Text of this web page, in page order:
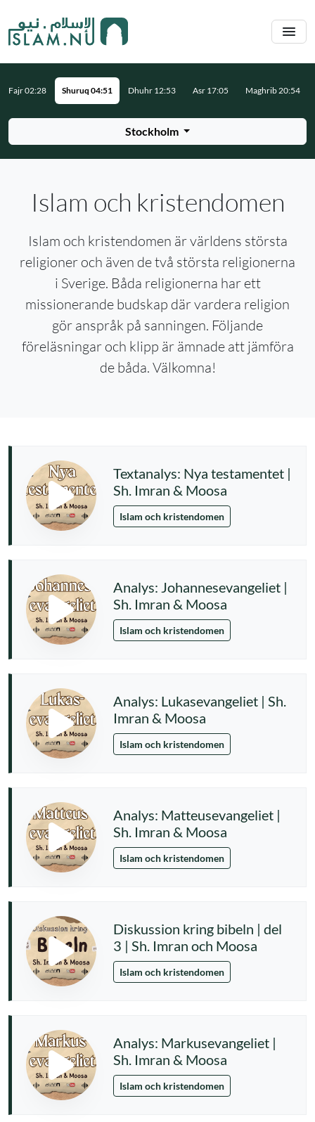
Stockholm
Fajr 02:28 Shuruq 04:51 Dhuhr 12:53 Asr 17:05 Maghrib 20:54
Islam och kristendomen
Islam och kristendomen är världens största
religioner och även de två största religionerna
i Sverige. Båda religionerna har ett
missionerande budskap där vardera religion
gör anspråk på sanningen. Följande
föreläsningar och klipp är ämnade att jämföra
de båda. Välkomna!
Textanalys: Nya testamentet |
Sh. Imran & Moosa
Islam och kristendomen
Analys: Johannesevangeliet |
Sh. Imran & Moosa
Islam och kristendomen
Analys: Lukasevangeliet | Sh.
Imran & Moosa
Islam och kristendomen
Analys: Matteusevangeliet |
Sh. Imran & Moosa
Islam och kristendomen
Diskussion kring bibeln | del
3 | Sh. Imran och Moosa
Islam och kristendomen
Analys: Markusevangeliet |
Sh. Imran & Moosa
Islam och kristendomen